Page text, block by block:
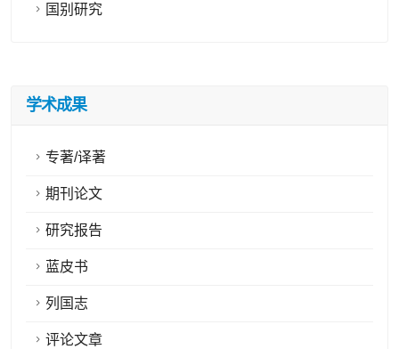
国别研究
学术成果
专著/译著
期刊论文
研究报告
蓝皮书
列国志
评论文章